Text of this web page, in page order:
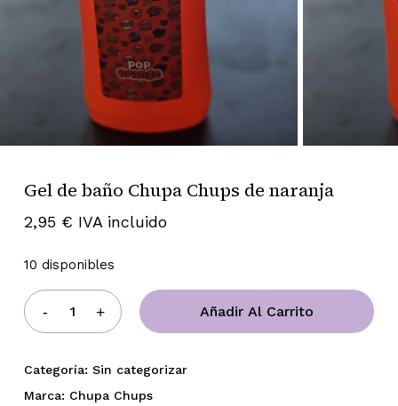
Gel de baño Chupa Chups de naranja
2,95 € IVA incluido
10 disponibles
Añadir Al Carrito
Categoría: Sin categorizar
Marca: Chupa Chups